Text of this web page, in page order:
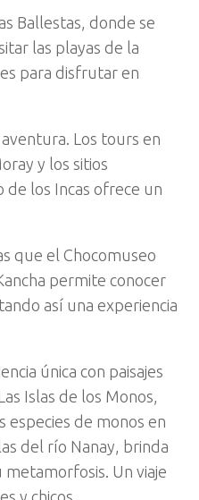
Ballestas, donde se
las playas de la
para disfrutar en
Los tours en
y los sitios
de los Incas ofrece un
que el Chocomuseo
permite conocer
así una experiencia
única con paisajes
Islas de los Monos,
de monos en
del río Nanay, brinda
Un viaje
y chicos.